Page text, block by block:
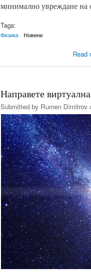
минимално увреждане на
Tags:
Физика Новини
Read
Направете
Submitted by Rumen Dimitrov